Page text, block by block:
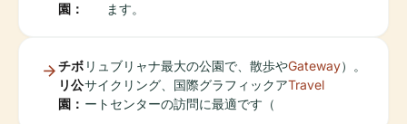
園： ます。
チボ
リ公
園：
リュブリャナ最大の公園で、散歩や
サイクリング、国際グラフィックア
ートセンターの訪問に最適です（
Gateway
Travel
）。